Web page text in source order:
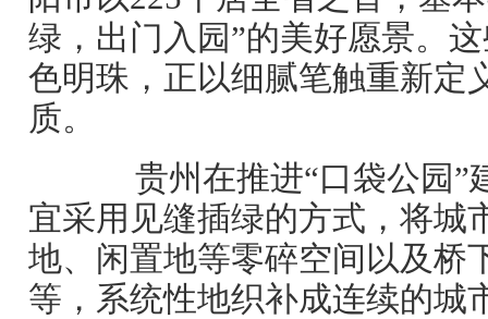
绿，出门入园”的美好愿景。
色明珠，正以细腻笔触重新定
质。
贵州在推进“口袋公园”
宜采用见缝插绿的方式，将城
地、闲置地等零碎空间以及桥
等，系统性地织补成连续的城